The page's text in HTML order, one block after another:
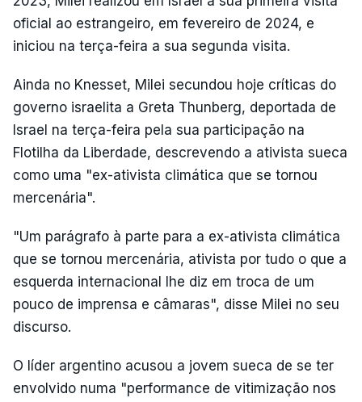
oficial ao estrangeiro, em fevereiro de 2024, e
iniciou na terça-feira a sua segunda visita.
Ainda no Knesset, Milei secundou hoje críticas do
governo israelita a Greta Thunberg, deportada de
Israel na terça-feira pela sua participação na
Flotilha da Liberdade, descrevendo a ativista sueca
como uma "ex-ativista climática que se tornou
mercenária".
"Um parágrafo à parte para a ex-ativista climática
que se tornou mercenária, ativista por tudo o que a
esquerda internacional lhe diz em troca de um
pouco de imprensa e câmaras", disse Milei no seu
discurso.
O líder argentino acusou a jovem sueca de se ter
envolvido numa "performance de vitimização nos